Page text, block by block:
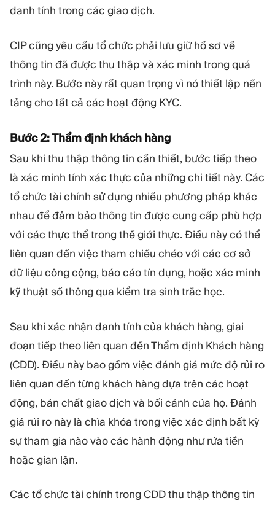
danh tính trong các giao dịch.
CIP cũng yêu cầu tổ chức phải lưu giữ hồ sơ về
thông tin đã được thu thập và xác minh trong quá
trình này. Bước này rất quan trọng vì nó thiết lập nền
tảng cho tất cả các hoạt động KYC.
Bước 2: Thẩm định khách hàng
Sau khi thu thập thông tin cần thiết, bước tiếp theo
là xác minh tính xác thực của những chi tiết này. Các
tổ chức tài chính sử dụng nhiều phương pháp khác
nhau để đảm bảo thông tin được cung cấp phù hợp
với các thực thể trong thế giới thực. Điều này có thể
liên quan đến việc tham chiếu chéo với các cơ sở
dữ liệu công cộng, báo cáo tín dụng, hoặc xác minh
kỹ thuật số thông qua kiểm tra sinh trắc học.
Sau khi xác nhận danh tính của khách hàng, giai
đoạn tiếp theo liên quan đến Thẩm định Khách hàng
(CDD). Điều này bao gồm việc đánh giá mức độ rủi ro
liên quan đến từng khách hàng dựa trên các hoạt
động, bản chất giao dịch và bối cảnh của họ. Đánh
giá rủi ro này là chìa khóa trong việc xác định bất kỳ
sự tham gia nào vào các hành động như rửa tiền
hoặc gian lận.
Các tổ chức tài chính trong CDD thu thập thông tin